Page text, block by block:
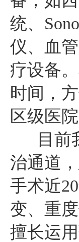
统、
仪、血
疗设备
时间，
区级医
目前我
治通道
手术近
变、重
擅长运